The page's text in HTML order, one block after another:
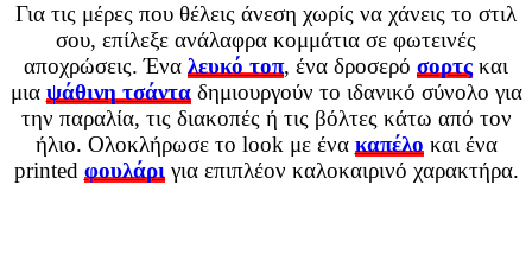
Για τις μέρες που θέλεις άνεση χωρίς να χάνεις το στιλ
σου, επίλεξε ανάλαφρα κομμάτια σε φωτεινές
αποχρώσεις. Ένα λευκό τοπ, ένα δροσερό σορτς και
μια ψάθινη τσάνταδημιουργούν το ιδανικό σύνολο για
την παραλία, τις διακοπές ή τις βόλτες κάτω από τον
ήλιο. Ολοκλήρωσε το look με ένα καπέλο και ένα
printed φουλάριγια επιπλέον καλοκαιρινό χαρακτήρα.